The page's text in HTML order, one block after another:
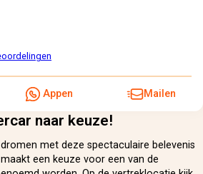
naar keuze!
met deze spectaculaire belevenis
een keuze voor een van de
Appen Mailen